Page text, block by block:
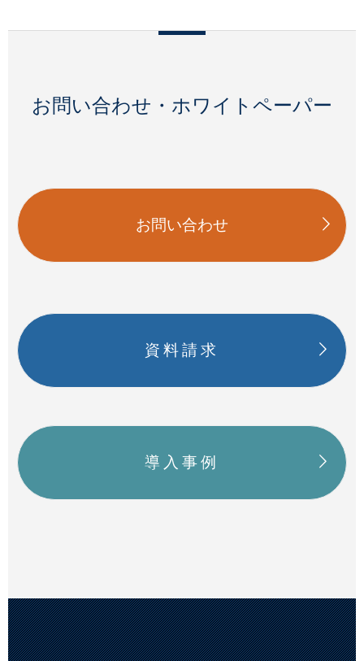
お問い合わせ・ホワイトペーパー
お問い合わせ
資料請求
導入事例